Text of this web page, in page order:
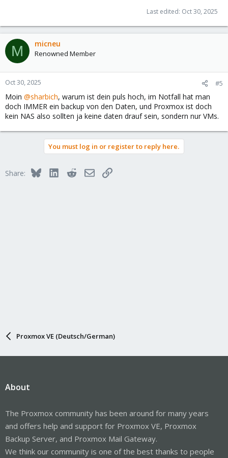
Last edited: Oct 30, 2025
M micneu
Renowned Member
Oct 30, 2025 #5
Moin @sharbich, warum ist dein puls hoch, im Notfall hat man
doch IMMER ein backup von den Daten, und Proxmox ist doch
kein NAS also sollten ja keine daten drauf sein, sondern nur VMs.
You must log in or register to reply here.
Share: BlueskyLinkedInRedditEmailLink
Proxmox VE (Deutsch/German)
About
The Proxmox community has been around for many years
and offers help and support for Proxmox VE, Proxmox
Backup Server, and Proxmox Mail Gateway.
We think our community is one of the best thanks to people